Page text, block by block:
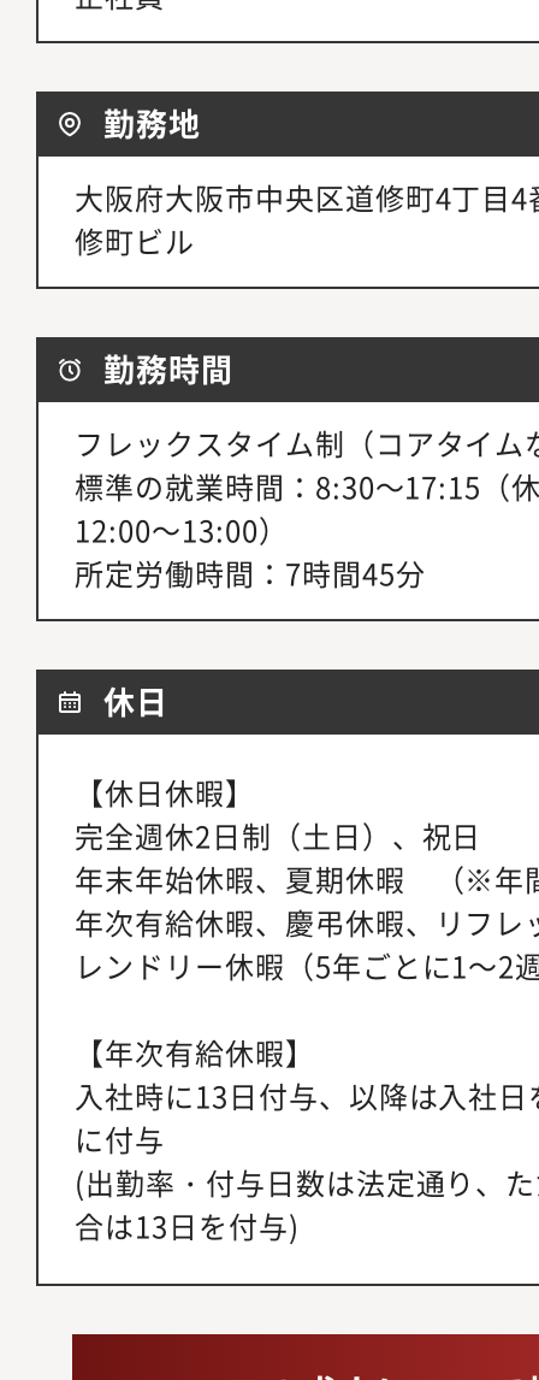
勤務地
大阪府大阪市中央区道修町4丁目
修町ビル
勤務時間
フレックスタイム制（コアタイム
標準の就業時間：8:30～17:15（
12:00～13:00）
所定労働時間：7時間45分
休日
【休日休暇】
完全週休2日制（土日）、祝日
年末年始休暇、夏期休暇 （※年
年次有給休暇、慶弔休暇、リフ
レンドリー休暇（5年ごとに1～2
【年次有給休暇】
入社時に13日付与、以降は入社
に付与
(出勤率・付与日数は法定通り、
合は13日を付与)